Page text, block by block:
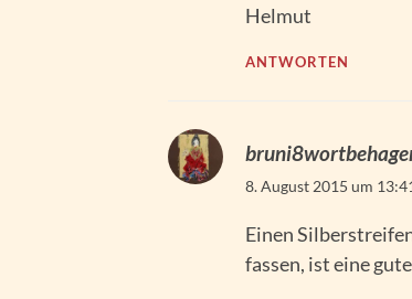
Helmut
ANTWORTEN
8. August 2015 um
Einen
fassen, ist eine